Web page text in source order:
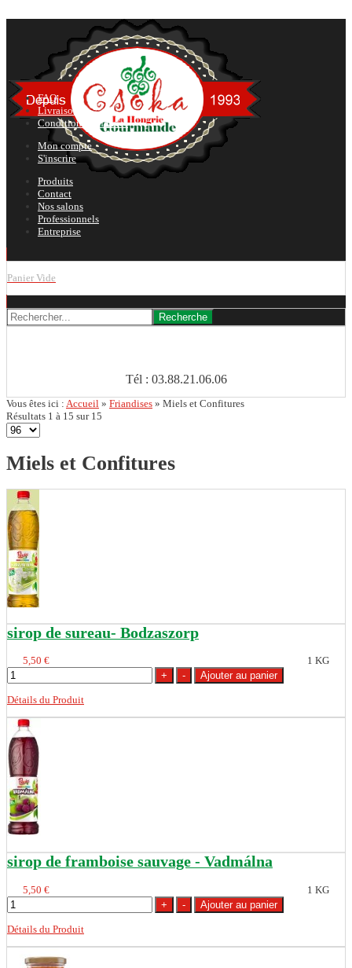
FAQ
Livraison
Conditions générales
Mon compte
S'inscrire
Produits
Contact
Nos salons
Professionnels
Entreprise
Panier Vide
Tél : 03.88.21.06.06
Vous êtes ici : Accueil » Friandises » Miels et Confitures
Résultats 1 à 15 sur 15
Miels et Confitures
sirop de sureau- Bodzaszorp
5,50 € 1 KG
Détails du Produit
sirop de framboise sauvage - Vadmálna
5,50 € 1 KG
Détails du Produit